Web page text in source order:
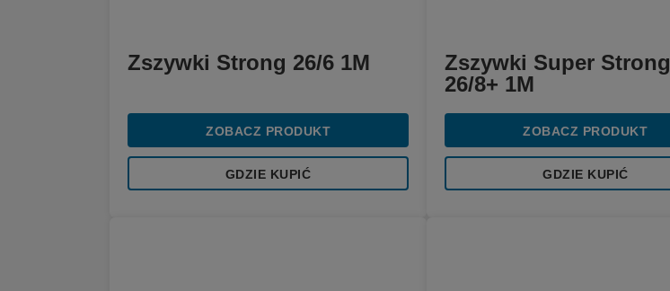
Zszywki Strong 26/6 1M
ZOBACZ PRODUKT
GDZIE KUPIĆ
Zszywki Super Strong
26/8+ 1M
ZOBACZ PRODUKT
GDZIE KUPIĆ